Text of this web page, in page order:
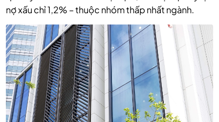
nợ xấu chỉ 1,2% – thuộc nhóm thấp nhất ngành.